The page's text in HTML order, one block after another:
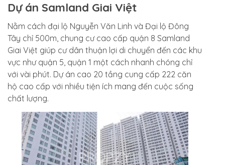
Dự án Samland Giai Việt
Nằm cách đại lộ Nguyễn Văn Linh và Đại lộ Đông
Tây chỉ 500m, chung cư cao cấp quận 8 Samland
Giai Việt giúp cư dân thuận lợi di chuyển đến các khu
vực như quận 5, quận 1 một cách nhanh chóng chỉ
với vài phút. Dự án cao 20 tầng cung cấp 222 căn
hộ cao cấp với nhiều tiện ích mang đến cuộc sống
chất lượng.